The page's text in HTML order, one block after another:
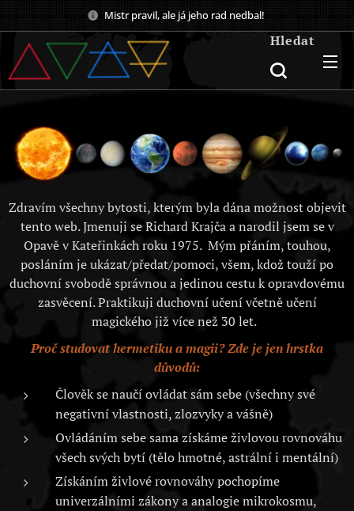
Mistr pravil, ale já jeho rad nedbal!
Hledat
Zdravím všechny bytosti, kterým byla dána možnost objevit
tento web. Jmenuji se Richard Krajča a narodil jsem se v
Opavě v Kateřinkách roku 1975. Mým přáním, touhou,
posláním je ukázat/předat/pomoci, všem, kdož touží po
duchovní svobodě správnou a jedinou cestu k opravdovému
zasvěcení. Praktikuji duchovní učení včetně učení
magického již více než 30 let.
Proč studovat hermetiku a magii? Zde je jen hrstka
důvodů:
Člověk se naučí ovládat sám sebe (všechny své
negativní vlastnosti, zlozvyky a vášně)
Ovládáním sebe sama získáme živlovou rovnováhu
všech svých bytí (tělo hmotné, astrální i mentální)
Získáním živlové rovnováhy pochopíme
univerzálními zákony a analogie mikrokosmu,